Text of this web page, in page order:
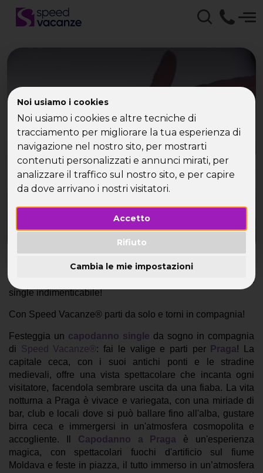
Noi usiamo i cookies
Noi usiamo i cookies e altre tecniche di
tracciamento per migliorare la tua esperienza di
navigazione nel nostro sito, per mostrarti
contenuti personalizzati e annunci mirati, per
analizzare il traffico sul nostro sito, e per capire
da dove arrivano i nostri visitatori.
Accetto
Rifiuto
Cambia le mie impostazioni
Praga Capodanno con
Speed Vacanze | La tua
Vacanza Single
Parti per Praga per un Capodanno per single
unico!
Praga Capodanno
: una vacanza
single indimenticabile!
Con Speed Vacanze® parti da solo e torni in compagnia!
Festeggia un capodanno single da sogno in compagnia
di Speed Vacanze® : fai le valige e parti per Praga! La
capitale ceca, con i suoi antichi ponti e le stradine
medievali, offre una vista spettacolare che incanta ogni
visitatore, facendola sembrare uscita da una fiaba. La vita
notturna a Praga è vivace e variegata, con una miriade di
bar, club e locali dove si può ballare fino all'alba, gustare
birra ceca e immergersi in un'atmosfera cosmopolita e
accogliente. Il Capodanno a Praga è un'esperienza
magica, con spettacolari fuochi d'artificio sul fiume
Moldava e feste in piazza, il tutto immerso in un’atmosfera